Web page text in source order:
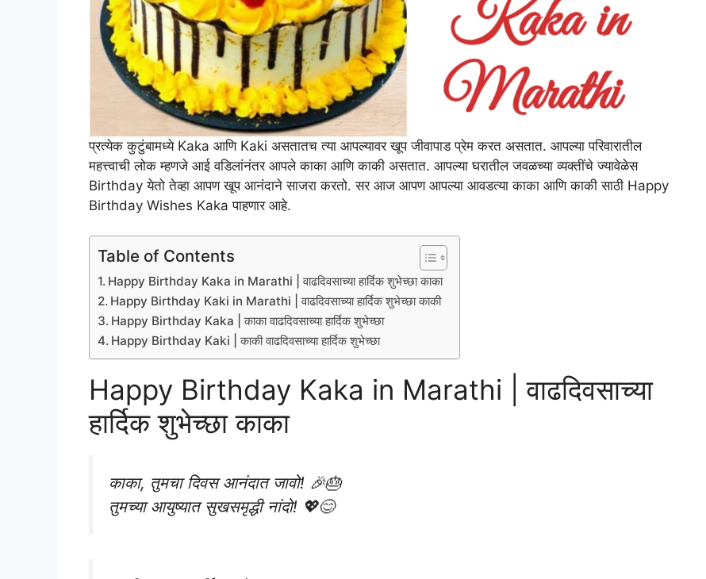
प्रत्येक कुटुंबामध्ये Kaka आणि Kaki असतातच त्या आपल्यावर खूप जीवापाड प्रेम करत असतात. आपल्या परिवारातील
महत्त्वाची लोक म्हणजे आई वडिलांनंतर आपले काका आणि काकी असतात. आपल्या घरातील जवळच्या व्यक्तींचे ज्यावेळेस
Birthday येतो तेव्हा आपण खूप आनंदाने साजरा करतो. सर आज आपण आपल्या आवडत्या काका आणि काकी साठी Happy
Birthday Wishes Kaka पाहणार आहे.
Table of Contents
Happy Birthday Kaka in Marathi | वाढदिवसाच्या हार्दिक शुभेच्छा काका
Happy Birthday Kaki in Marathi | वाढदिवसाच्या हार्दिक शुभेच्छा काकी
Happy Birthday Kaka | काका वाढदिवसाच्या हार्दिक शुभेच्छा
Happy Birthday Kaki | काकी वाढदिवसाच्या हार्दिक शुभेच्छा
Happy Birthday Kaka in Marathi | वाढदिवसाच्या
हार्दिक शुभेच्छा काका
काका, तुमचा दिवस आनंदात जावो! 🎉🎂
तुमच्या आयुष्यात सुखसमृद्धी नांदो! 💖😊